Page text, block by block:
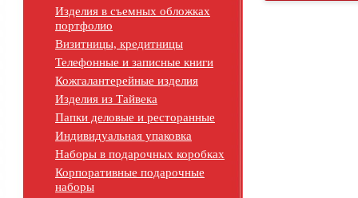
Изделия в съемных обложках
портфолио
Визитницы, кредитницы
Телефонные и записные книги
Кожгалантерейные изделия
Изделия из Тайвека
Папки деловые и ресторанные
Индивидуальная упаковка
Наборы в подарочных коробках
Корпоративные подарочные
наборы